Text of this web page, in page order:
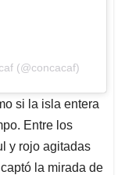
(@concacaf)
si la isla entera
Entre los
y rojo agitadas
la mirada de